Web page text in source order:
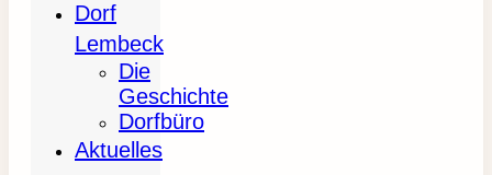
Dorf
Lembeck
Die
Geschichte
Dorfbüro
Aktuelles